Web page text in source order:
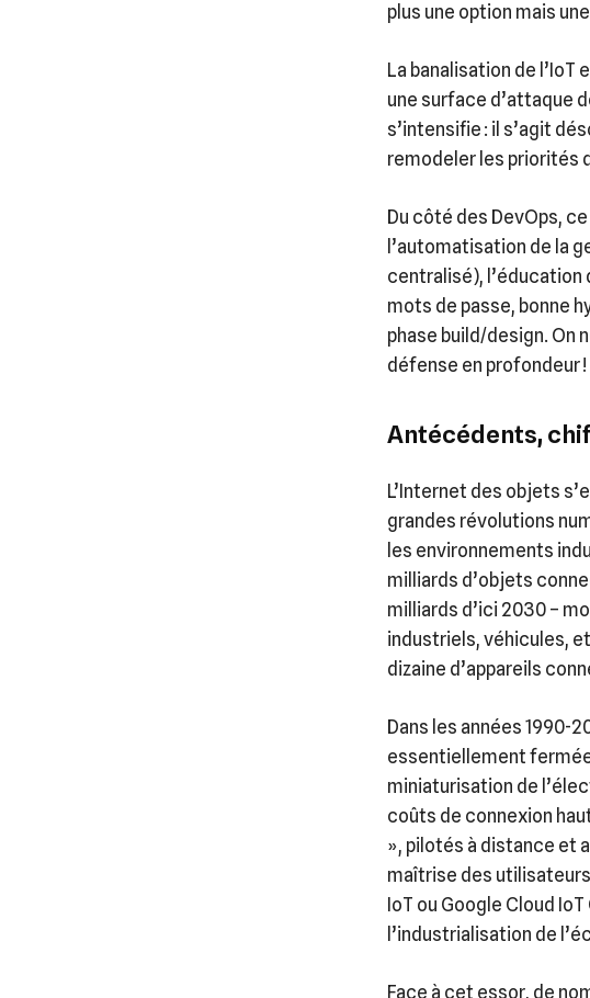
plus une option mais
La banalisation de
une surface d’attaque
s’intensifie : il s’agit
remodeler les priorités
Du côté des DevOps,
l’automatisation de la
centralisé),
mots de passe, bonne
phase build/design. On
défense en profondeur !
Antécédents,
L’Internet des objets
grandes révolutions
les environnements
milliards d’objets
milliards d’ici 2030 –
industriels, véhicules,
dizaine d’appareils
Dans les années 1990-
essentiellement
miniaturisation de
coûts de connexion
», pilotés à distance et
maîtrise des
IoT ou Google Cloud
l’industrialisation de
Face à cet essor, de